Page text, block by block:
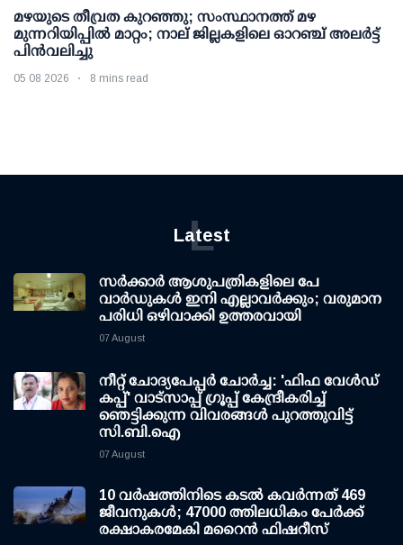
മഴയുടെ തീവ്രത കുറഞ്ഞു; സംസ്ഥാനത്ത് മഴ
മുന്നറിയിപ്പിൽ മാറ്റം; നാല് ജില്ലകളിലെ ഓറഞ്ച് അലർട്ട്
പിൻവലിച്ചു
05 08 2026 8 mins read
Latest
L
സര്‍ക്കാര്‍ ആശുപത്രികളിലെ പേ
വാര്‍ഡുകള്‍ ഇനി എല്ലാവര്‍ക്കും; വരുമാന
പരിധി ഒഴിവാക്കി ഉത്തരവായി
07 August
നീറ്റ് ചോദ്യപേപ്പര്‍ ചോര്‍ച്ച: 'ഫിഫ വേള്‍ഡ്
കപ്പ്' വാട്സാപ്പ് ഗ്രൂപ്പ് കേന്ദ്രീകരിച്ച്
ഞെട്ടിക്കുന്ന വിവരങ്ങള്‍ പുറത്തുവിട്ട്
സി.ബി.ഐ
07 August
10 വര്‍ഷത്തിനിടെ കടല്‍ കവര്‍ന്നത് 469
ജീവനുകള്‍; 47000 ത്തിലധികം പേര്‍ക്ക്
രക്ഷാകരമേകി മറൈന്‍ ഫിഷറീസ്